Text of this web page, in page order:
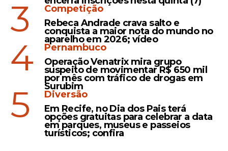
terminal de passageiros do
Aeroporto de Fernando de
Noronha
Solicitação
MPPE pede júri popular
para delegado que atirou
em ambulante em
Fernando de Noronha
3
Competição
Rebeca Andrade crava salto e
conquista a maior nota do mundo no
aparelho em 2026; vídeo
4
Pernambuco
Operação Venatrix mira grupo
suspeito de movimentar R$ 650 mil
por mês com tráfico de drogas em
Surubim
5
Diversão
Em Recife, no Dia dos Pais terá
opções gratuitas para celebrar a data
em parques, museus e passeios
turísticos; confira